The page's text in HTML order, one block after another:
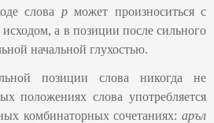
слова рможет произноситься с
а в позиции после сильного
начальной глухостью.
позиции слова никогда не
положениях слова употребляется
комбинаторных сочетаниях: аръл